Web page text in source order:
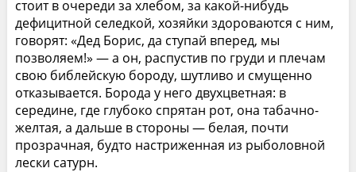
стоит в очереди за хлебом, за какой-нибудь
дефицитной селедкой, хозяйки здороваются с ним,
говорят: «Дед Борис, да ступай вперед, мы
позволяем!» — а он, распустив по груди и плечам
свою библейскую бороду, шутливо и смущенно
отказывается. Борода у него двухцветная: в
середине, где глубоко спрятан рот, она табачно-
желтая, а дальше в стороны — белая, почти
прозрачная, будто настриженная из рыболовной
лески сатурн.